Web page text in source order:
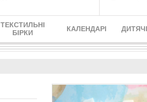
ТЕКСТИЛЬНІ
БІРКИ
КАЛЕНДАРІ